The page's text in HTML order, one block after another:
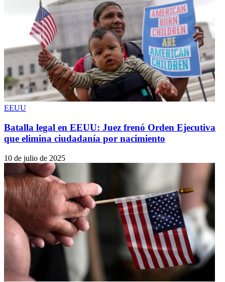
EEUU
Batalla legal en EEUU: Juez frenó Orden Ejecutiva
que elimina ciudadanía por nacimiento
10 de julio de 2025